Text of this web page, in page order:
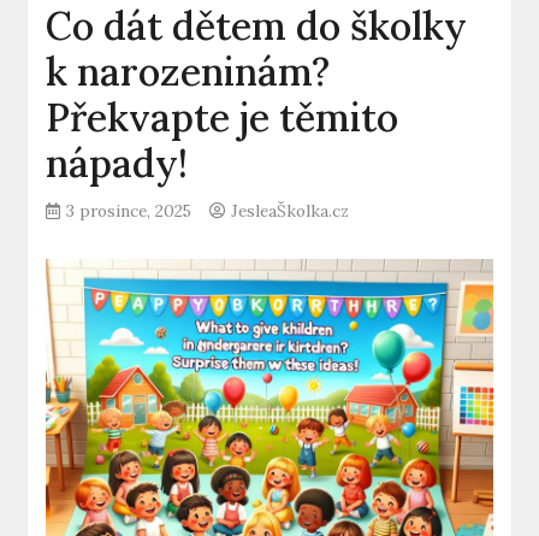
Co dát dětem do školky
k narozeninám?
Překvapte je těmito
nápady!
3 prosince, 2025 JesleaŠkolka.cz